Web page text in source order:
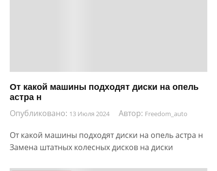
От какой машины подходят диски на опель
астра н
Опубликовано: 13 Июля 2024 Автор: Freedom_auto
От какой машины подходят диски на опель астра н
Замена штатных колесных дисков на диски